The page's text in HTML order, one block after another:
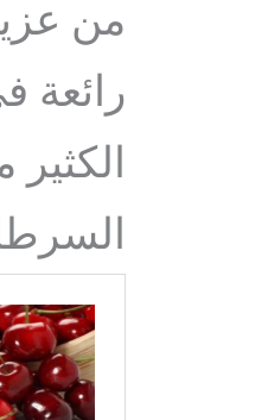
من
رائعة
الكثير